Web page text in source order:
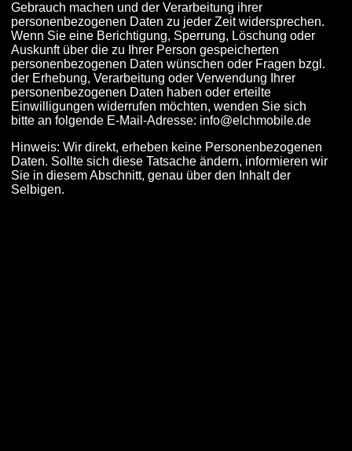
Gebrauch machen und der Verarbeitung ihrer
personenbezogenen Daten zu jeder Zeit widersprechen.
Wenn Sie eine Berichtigung, Sperrung, Löschung oder
Auskunft über die zu Ihrer Person gespeicherten
personenbezogenen Daten wünschen oder Fragen bzgl.
der Erhebung, Verarbeitung oder Verwendung Ihrer
personenbezogenen Daten haben oder erteilte
Einwilligungen widerrufen möchten, wenden Sie sich
bitte an folgende E-Mail-Adresse: info@elchmobile.de
Hinweis: Wir direkt, erheben keine Personenbezogenen
Daten. Sollte sich diese Tatsache ändern, informieren wir
Sie in diesem Abschnitt, genau über den Inhalt der
Selbigen.